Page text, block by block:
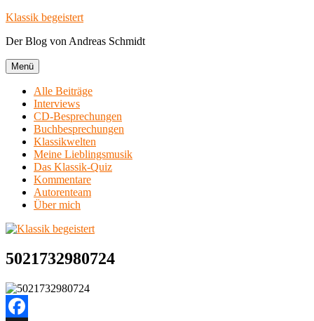
Zum
springen
Klassik begeistert
Der Blog von Andreas Schmidt
Menü
Alle Beiträge
Interviews
CD-Besprechungen
Buchbesprechungen
Klassikwelten
Meine Lieblingsmusik
Das Klassik-Quiz
Kommentare
Autorenteam
Über mich
5021732980724